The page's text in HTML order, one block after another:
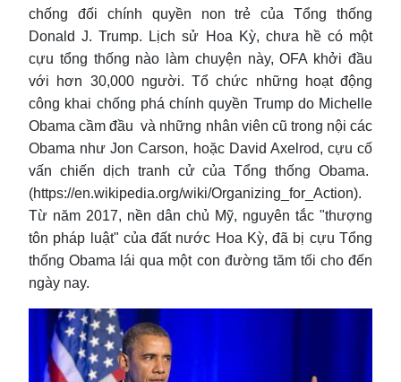
chống đối chính quyền non trẻ của Tổng thống
Donald J. Trump. Lịch sử Hoa Kỳ, chưa hề có một
cựu tổng thống nào làm chuyện này, OFA khởi đầu
với hơn 30,000 người. Tổ chức những hoạt động
công khai chống phá chính quyền Trump do Michelle
Obama cầm đầu và những nhân viên cũ trong nội các
Obama như Jon Carson, hoặc David Axelrod, cựu cố
vấn chiến dịch tranh cử của Tổng thống Obama.
(https://en.wikipedia.org/wiki/Organizing_for_Action).
Từ năm 2017, nền dân chủ Mỹ, nguyên tắc "thượng
tôn pháp luật" của đất nước Hoa Kỳ, đã bị cựu Tổng
thống Obama lái qua một con đường tăm tối cho đến
ngày nay.